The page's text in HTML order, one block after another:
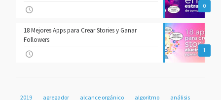
0
1
18 Mejores Apps para Crear Stories y Ganar
Followers
2019 agregador alcance orgánico algoritmo
análisis